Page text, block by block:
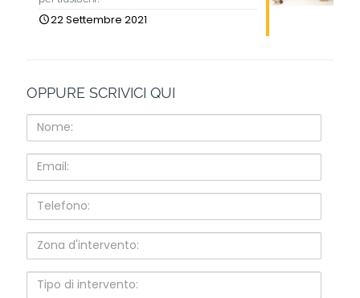
22 Settembre 2021
OPPURE SCRIVICI QUI
Nome:
Email:
Telefono:
Zona
d'intervento:
Tipo